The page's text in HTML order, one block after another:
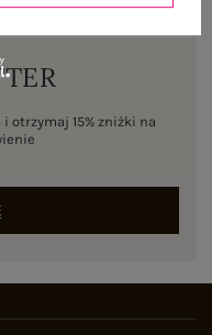
otrzymaj 15% zniżki na